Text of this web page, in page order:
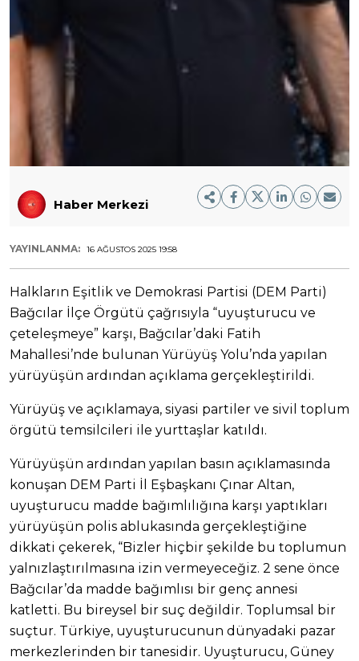
Haber Merkezi
YAYINLANMA: 16 AĞUSTOS 2025 19:58
Halkların Eşitlik ve Demokrasi Partisi (DEM Parti)
Bağcılar İlçe Örgütü çağrısıyla “uyuşturucu ve
çeteleşmeye” karşı, Bağcılar’daki Fatih
Mahallesi’nde bulunan Yürüyüş Yolu’nda yapılan
yürüyüşün ardından açıklama gerçekleştirildi.
Yürüyüş ve açıklamaya, siyasi partiler ve sivil toplum
örgütü temsilcileri ile yurttaşlar katıldı.
Yürüyüşün ardından yapılan basın açıklamasında
konuşan DEM Parti İl Eşbaşkanı Çınar Altan,
uyuşturucu madde bağımlılığına karşı yaptıkları
yürüyüşün polis ablukasında gerçekleştiğine
dikkati çekerek, “Bizler hiçbir şekilde bu toplumun
yalnızlaştırılmasına izin vermeyeceğiz. 2 sene önce
Bağcılar’da madde bağımlısı bir genç annesi
katletti. Bu bireysel bir suç değildir. Toplumsal bir
suçtur. Türkiye, uyuşturucunun dünyadaki pazar
merkezlerinden bir tanesidir. Uyuşturucu, Güney